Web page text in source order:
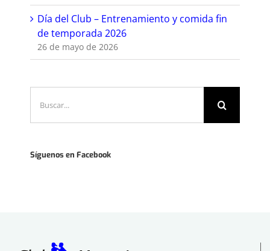
Día del Club – Entrenamiento y comida fin
de temporada 2026
26 de mayo de 2026
Síguenos en Facebook